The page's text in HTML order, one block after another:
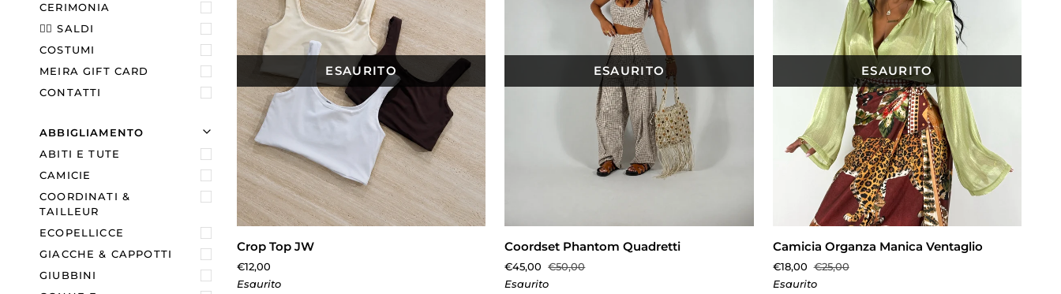
CERIMONIA
❤️‍🔥 SALDI
COSTUMI
MEIRA GIFT CARD
CONTATTI
ABBIGLIAMENTO
ABITI E TUTE
CAMICIE
COORDINATI &
TAILLEUR
ECOPELLICCE
GIACCHE & CAPPOTTI
GIUBBINI
ESAURITO
AGGIUNTA RAPIDA
Crop
Top
JW
Crop Top JW
€12,00
Esaurito
ESAURITO
Coordset
Phantom
Quadretti
Coordset Phantom Quadretti
€45,00 €50,00
Esaurito
ESAURITO
AGGIUNTA RAPIDA
Camicia
Organza
Manica
Ventaglio
Camicia Organza Manica Ventaglio
€18,00 €25,00
Esaurito